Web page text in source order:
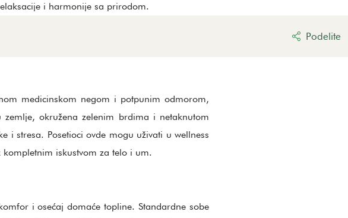
i harmonije sa prirodom.
Podelite
medicinskom negom i potpunim odmorom,
okružena zelenim brdima i netaknutom
stresa. Posetioci ovde mogu uživati u wellness
iskustvom za telo i um.
i osećaj domaće topline. Standardne sobe